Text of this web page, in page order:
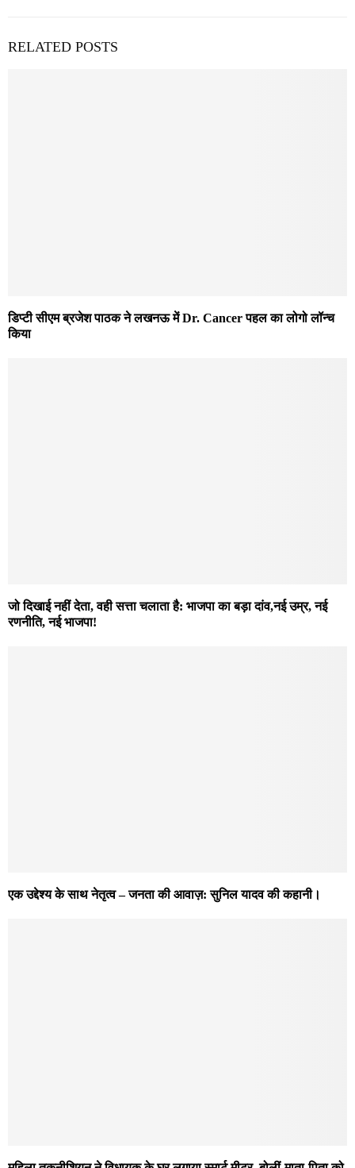
RELATED POSTS
डिप्टी सीएम ब्रजेश पाठक ने लखनऊ में Dr. Cancer पहल का लोगो लॉन्च
किया
जो दिखाई नहीं देता, वही सत्ता चलाता है: भाजपा का बड़ा दांव,नई उम्र, नई
रणनीति, नई भाजपा!
एक उद्देश्य के साथ नेतृत्व – जनता की आवाज़: सुनिल यादव की कहानी।